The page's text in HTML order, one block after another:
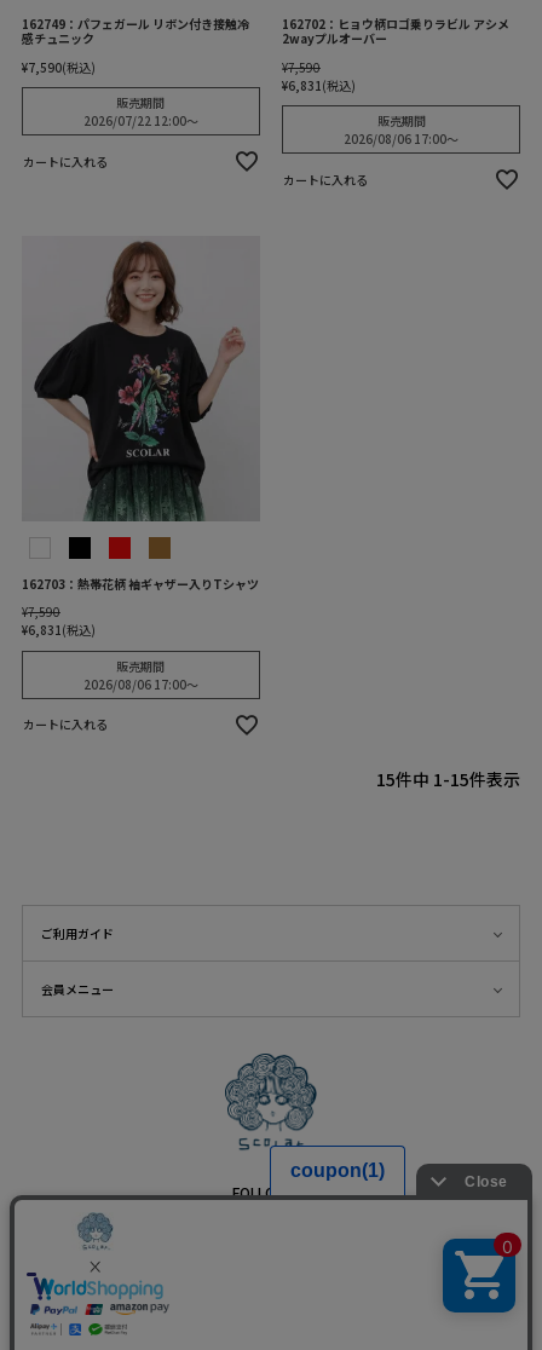
162749：パフェガール リボン付き接触冷
感チュニック
¥7,590 税込
販売期間
2026/07/22 12:00〜
カートに入れる
162702：ヒョウ柄ロゴ乗りラビル アシメ
2wayプルオーバー
¥7,590
¥6,831 税込
販売期間
2026/08/06 17:00〜
カートに入れる
162703：熱帯花柄 袖ギャザー入りTシャツ
¥7,590
¥6,831 税込
販売期間
2026/08/06 17:00〜
カートに入れる
15件中 1-15件表示
FOLLOW US
ご利用ガイド
会員メニュー
※サイト上の全ての画像・文章などのコピー・転載を固くお断りします